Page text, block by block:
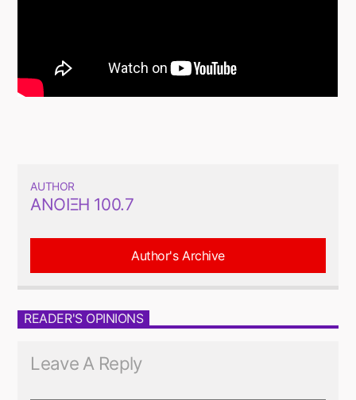
AUTHOR
ΆΝΟΙΞΗ 100.7
Author's Archive
READER'S OPINIONS
Leave A Reply